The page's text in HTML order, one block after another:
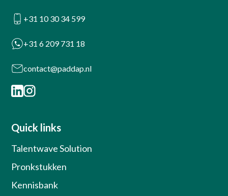
+31 10 30 34 599
+31 6 209 731 18
contact@paddap.nl
Quick links
Talentwave Solution
Pronkstukken
Kennisbank